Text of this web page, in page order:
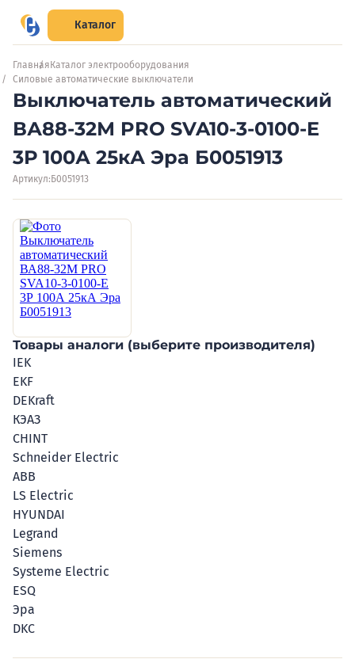
Каталог
Главная Каталог электрооборудования
Силовые автоматические выключатели
Выключатель автоматический
ВА88-32М PRO SVA10-3-0100-E
3Р 100А 25кА Эра Б0051913
Артикул: Б0051913
Товары аналоги (выберите производителя)
IEK
EKF
DEKraft
КЭАЗ
CHINT
Schneider Electric
ABB
LS Electric
HYUNDAI
Legrand
Siemens
Systeme Electric
ESQ
Эра
DKC